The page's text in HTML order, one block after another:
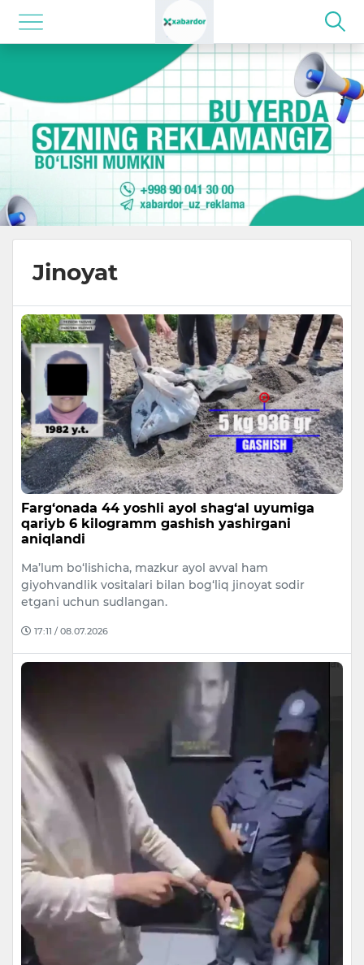
Jinoyat
Farg‘onada 44 yoshli ayol shag‘al uyumiga
qariyb 6 kilogramm gashish yashirgani
aniqlandi
Ma’lum bo‘lishicha, mazkur ayol avval ham
giyohvandlik vositalari bilan bog‘liq jinoyat sodir
etgani uchun sudlangan.
17:11 / 08.07.2026